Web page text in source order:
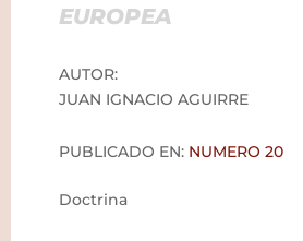
EUROPEA
AUTOR:
JUAN IGNACIO AGUIRRE
PUBLICADO EN: NUMERO 20
Doctrina